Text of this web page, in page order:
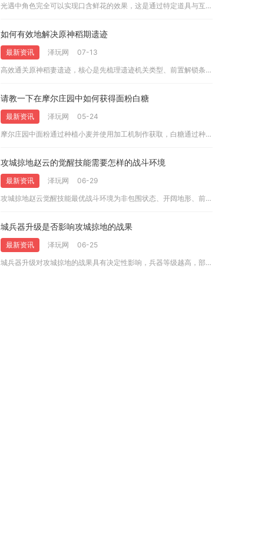
光遇中角色完全可以实现口含鲜花的效果，这是通过特定道具与互动...
如何有效地解决原神稻期遗迹
最新资讯 泽玩网
07-13
高效通关原神稻妻遗迹，核心是先梳理遗迹机关类型、前置解锁条件...
请教一下在摩尔庄园中如何获得面粉白糖
最新资讯 泽玩网
05-24
摩尔庄园中面粉通过种植小麦并使用加工机制作获取，白糖通过种植...
攻城掠地赵云的觉醒技能需要怎样的战斗环境
最新资讯 泽玩网
06-29
攻城掠地赵云觉醒技能最优战斗环境为非包围状态、开阔地形、前排...
城兵器升级是否影响攻城掠地的战果
最新资讯 泽玩网
06-25
城兵器升级对攻城掠地的战果具有决定性影响，兵器等级越高，部队...